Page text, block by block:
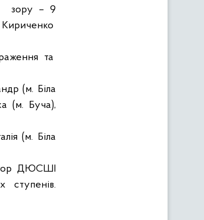
зору – 9
Кириченко
та
(м. Біла
(м. Буча),
(м. Біла
ДЮСШІ
ступенів.